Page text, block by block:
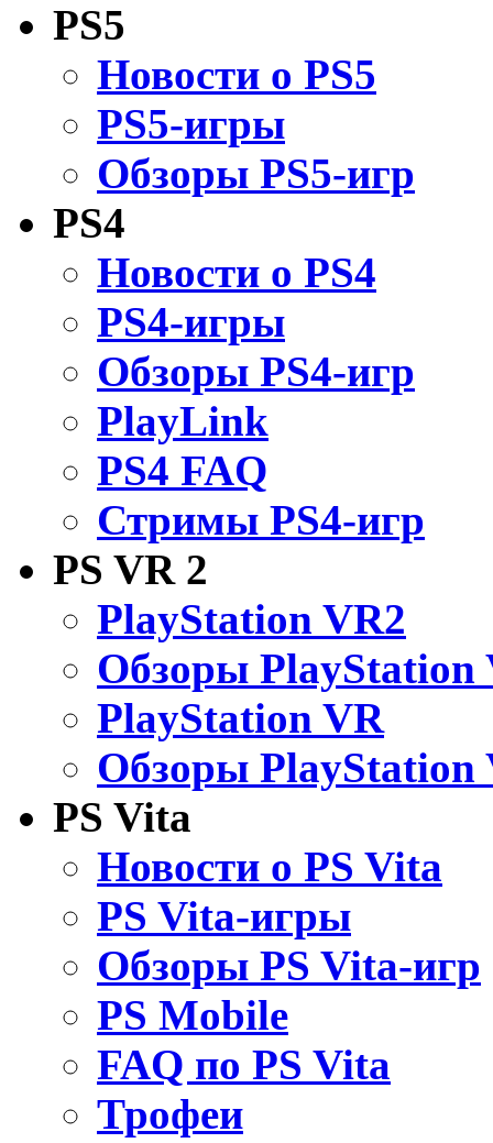
PS5
Новости о PS5
PS5-игры
Обзоры PS5-игр
PS4
Новости о PS4
PS4-игры
Обзоры PS4-игр
PlayLink
PS4 FAQ
Стримы PS4-игр
PS VR 2
PlayStation VR2
Обзоры PlayStation
PlayStation VR
Обзоры PlayStation
PS Vita
Новости о PS Vita
PS Vita-игры
Обзоры PS Vita-игр
PS Mobile
FAQ по PS Vita
Трофеи